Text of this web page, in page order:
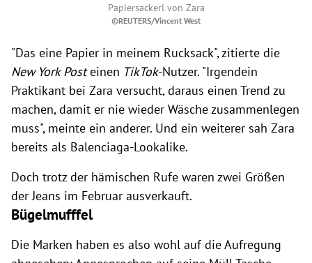
Papiersackerl von Zara
©REUTERS/Vincent West
"Das eine Papier in meinem Rucksack", zitierte die
New York Posteinen TikTok-Nutzer. "Irgendein
Praktikant bei Zara versucht, daraus einen Trend zu
machen, damit er nie wieder Wäsche zusammenlegen
muss", meinte ein anderer. Und ein weiterer sah Zara
bereits als Balenciaga-Lookalike.
Doch trotz der hämischen Rufe waren zwei Größen
der Jeans im Februar ausverkauft.
Bügelmufffel
Die Marken haben es also wohl auf die Aufregung